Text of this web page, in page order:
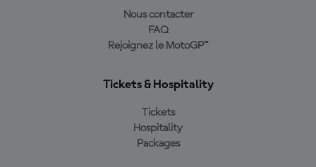
Nous contacter
FAQ
Rejoignez le MotoGP™
Tickets & Hospitality
Tickets
Hospitality
Packages